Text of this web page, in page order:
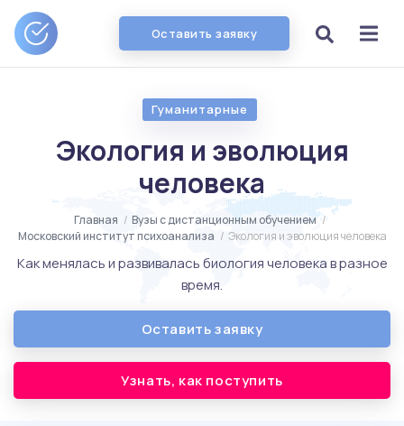
Оставить заявку
Гуманитарные
Экология и эволюция
человека
Главная / Вузы с дистанционным обучением /
Московский институт психоанализа / Экология и эволюция человека
Как менялась и развивалась биология человека в разное
время.
Оставить заявку
Узнать, как поступить